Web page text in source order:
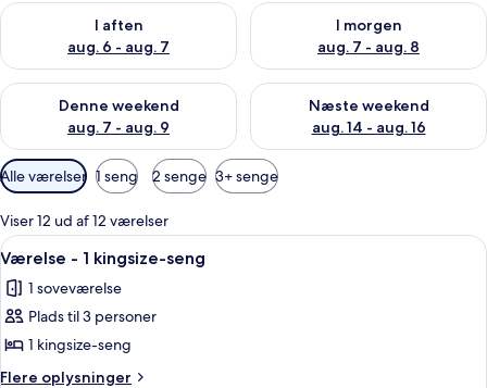
I aften
aug. 6 - aug. 7
Tjek tilgængelighed for i aften aug. 6 - aug. 7
I morgen
aug. 7 - aug. 8
Tjek tilgængelighed for i
Denne weekend
aug. 7 - aug. 9
Tjek tilgængelighed for denne weekend aug. 7 - aug. 9
Næste weekend
aug. 14 - aug. 16
Tjek tilgængelighed for næste
Tilgængelige
filtre
for
værelser
Alle værelser 1 seng 2 senge 3+ senge
Viser 12 ud af 12 værelser
Indlæs
alle
billeder
af
Værelse
-
Et hotelværelse med en stor seng,
1
Værelse - 1 kingsize-seng
1 soveværelse
Plads til 3 personer
1 kingsize-seng
Flere oplysninger
Flere